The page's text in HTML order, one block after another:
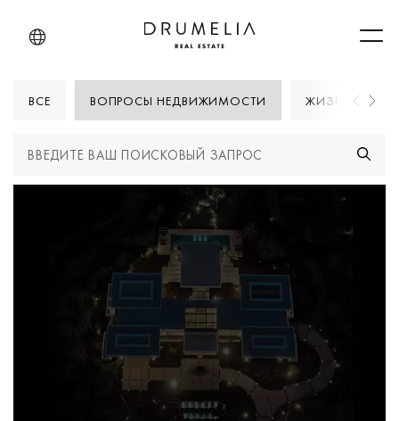
ВСЕ ВОПРОСЫ НЕДВИЖИМОСТИ ЖИЗНИ В